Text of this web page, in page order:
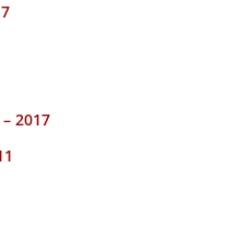
2017